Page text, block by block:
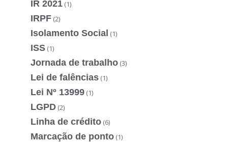
IR 2021 (1)
IRPF (2)
Isolamento Social (1)
ISS (1)
Jornada de trabalho (3)
Lei de falências (1)
Lei Nº 13999 (1)
LGPD (2)
Linha de crédito (6)
Marcação de ponto (1)